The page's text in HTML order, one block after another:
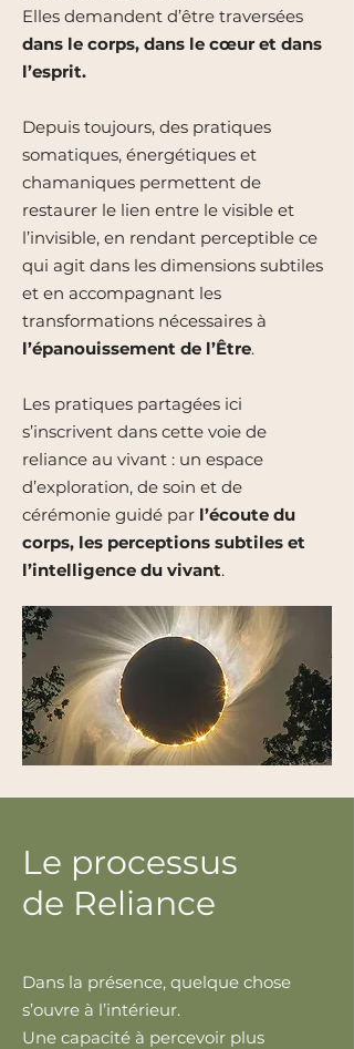
Elles demandent d’être traversées
dans le corps, dans le cœur et dans
l’esprit.
Depuis toujours, des pratiques
somatiques, énergétiques et
chamaniques permettent de
restaurer le lien entre le visible et
l’invisible, en rendant perceptible ce
qui agit dans les dimensions subtiles
et en accompagnant les
transformations nécessaires à
l’épanouissement de l’Être.
Les pratiques partagées ici
s’inscrivent dans cette voie de
reliance au vivant : un espace
d’exploration, de soin et de
cérémonie guidé par l’écoute du
corps, les perceptions subtiles et
l’intelligence du vivant.
Le processus
de Reliance
Dans la présence, quelque chose
s’ouvre à l’intérieur.
Une capacité à percevoir plus